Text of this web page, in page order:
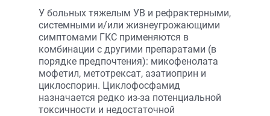
У больных тяжелым УВ и рефрактерными,
системными и/или жизнеугрожающими
симптомами ГКС применяются в
комбинации с другими препаратами (в
порядке предпочтения): микофенолата
мофетил, метотрексат, азатиоприн и
циклоспорин. Циклофосфамид
назначается редко из-за потенциальной
токсичности и недостаточной